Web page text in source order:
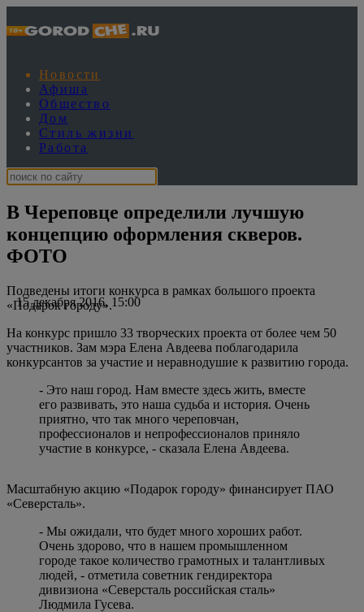
Новости
Афиша
Общество
Дом
Стиль жизни
Работа
В Череповце определили лучшую
концепцию оформления скверов.
ФОТО
15 декабря 2016, 15:00
Подведены итоги конкурса в рамках большого проекта
«Подарок городу».
На конкурс пришло 33 творческих проекта от более чем 50
участников. Зам мэра Елена Авдеева поблагодарила
конкурсантов за участие и неравнодушие к развитию города.
- Это наш город. Нам вместе здесь жить, вместе
его развивать, это наша судьба и история. Очень
приятно, что так много череповчан,
профессионалов и непрофессионалов приняло
участие в конкурсе, - сказала Елена Авдеева.
Масштабную акцию «Подарок городу» финансирует ПАО
«Северсталь».
- Мы ожидали, что будет много хороших работ.
Очень здорово, что в нашем промышленном
городе такое количество грамотных и талантливых
людей, - отметила советник гендиректора
дивизиона «Северсталь российская сталь»
Людмила Гусева.